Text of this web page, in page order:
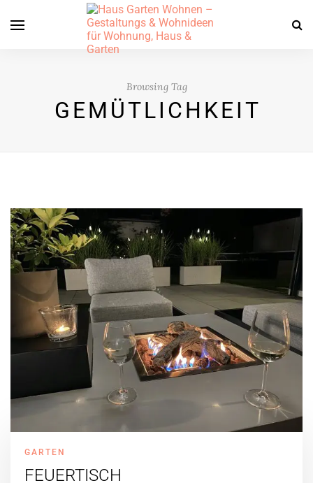
Browsing Tag
GEMÜTLICHKEIT
GARTEN
FEUERTISCH